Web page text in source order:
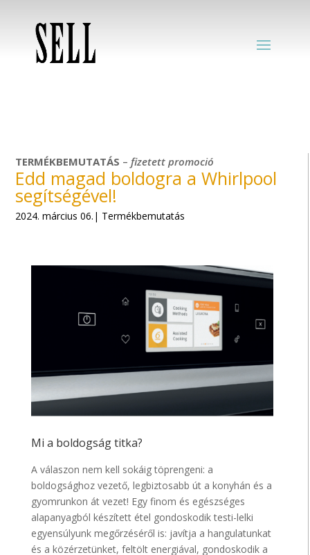
TERMÉKBEMUTATÁS –fizetett promoció
Edd magad boldogra a Whirlpool
segítségével!
2024. március 06.| Termékbemutatás
Mi a boldogság titka?
A válaszon nem kell sokáig töprengeni: a
boldogsághoz vezető, legbiztosabb út a konyhán és a
gyomrunkon át vezet! Egy finom és egészséges
alapanyagból készített étel gondoskodik testi-lelki
egyensúlyunk megőrzéséről is: javítja a hangulatunkat
és a közérzetünket, feltölt energiával, gondoskodik a